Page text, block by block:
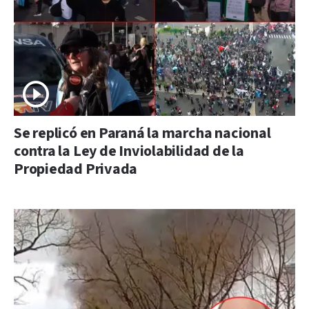
Se replicó en Paraná la marcha nacional
contra la Ley de Inviolabilidad de la
Propiedad Privada